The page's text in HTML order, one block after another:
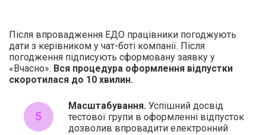
Після впровадження ЕДО працівники погоджують
дати з керівником у чат-боті компанії. Після
погодження підписують сформовану заявку у
«Вчасно». Вся процедура оформлення відпустки
скоротилася до 10 хвилин.
Масштабування. Успішний досвід
тестової групи в оформленні відпусток
дозволив впровадити електронний